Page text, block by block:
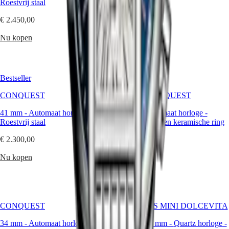
Heren
horloges
Dames
Op
kleur
banden
Rubberen
Roestvrij staal
€ 2.450,00
Nu kopen
Roestvrij staal
€ 3.400,00
Nu kopen
Bestseller
CONQUEST
41 mm - Automaat horloge
Roestvrij staal
€ 2.300,00
Nu kopen
Bestseller
HYDROCONQUEST
41 mm
Automaat horloge-
Roestvrij staal en keramische ring
€ 2.000,00
Nu kopen
CONQUEST
34 mm - Automaat horloge
LONGINES MINI DOLCEVITA
21.50 X 29 mm- Quartz horloge-